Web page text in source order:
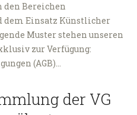
Bereichen
dem Einsatz Künstlicher
Muster stehen unseren
zur Verfügung:
(AGB)…
der VG